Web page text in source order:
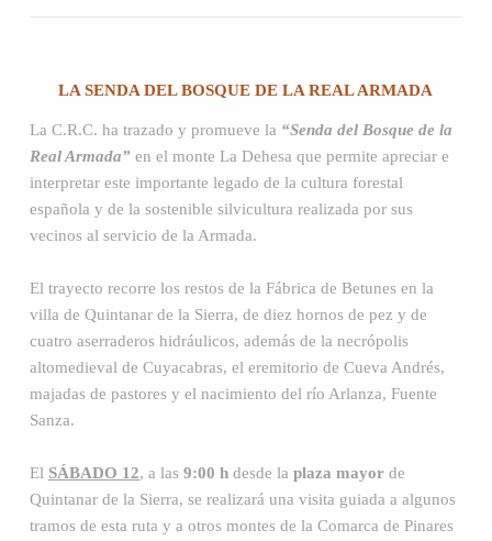
LA SENDA DEL BOSQUE DE LA REAL ARMADA
La C.R.C. ha trazado y promueve la “Senda del Bosque de la
Real Armada” en el monte La Dehesa que permite apreciar e
interpretar este importante legado de la cultura forestal
española y de la sostenible silvicultura realizada por sus
vecinos al servicio de la Armada.
El trayecto recorre los restos de la Fábrica de Betunes en la
villa de Quintanar de la Sierra, de diez hornos de pez y de
cuatro aserraderos hidráulicos, además de la necrópolis
altomedieval de Cuyacabras, el eremitorio de Cueva Andrés,
majadas de pastores y el nacimiento del río Arlanza, Fuente
Sanza.
El SÁBADO 12, a las 9:00 h desde la plaza mayorde
Quintanar de la Sierra, se realizará una visita guiada a algunos
tramos de esta ruta y a otros montes de la Comarca de Pinares